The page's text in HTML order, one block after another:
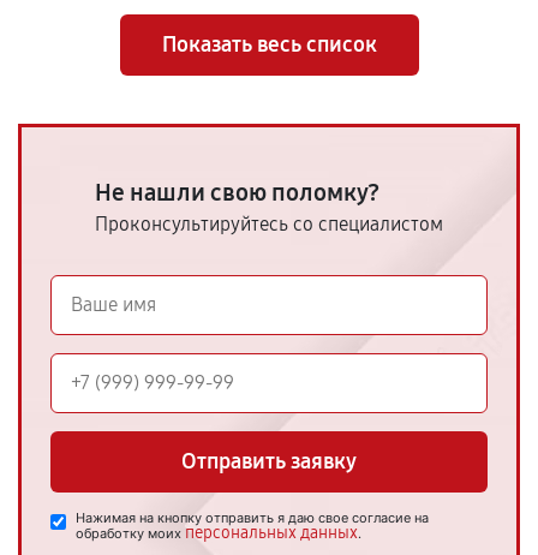
Показать весь список
Не нашли свою поломку?
Проконсультируйтесь со специалистом
Отправить заявку
Нажимая на кнопку отправить я даю свое согласие на
обработку моих персональных данных.